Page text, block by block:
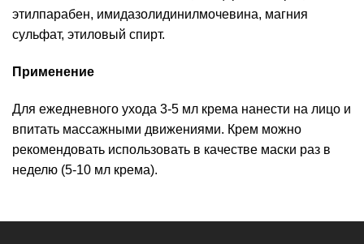
этилпарабен, имидазолидинилмочевина, магния
сульфат, этиловый спирт.
Применение
Для ежедневного ухода 3-5 мл крема нанести на лицо и
впитать массажными движениями. Крем можно
рекомендовать использовать в качестве маски раз в
неделю (5-10 мл крема).